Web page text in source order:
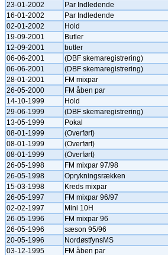
23-01-2002
Par Indledende
16-01-2002
Par Indledende
02-01-2002
Hold
19-09-2001
Butler
12-09-2001
butler
06-06-2001
(DBF skemaregistrering)
06-06-2001
(DBF skemaregistrering)
28-01-2001
FM mixpar
26-05-2000
FM åben par
14-10-1999
Hold
29-06-1999
(DBF skemaregistrering)
13-05-1999
Pokal
08-01-1999
(Overført)
08-01-1999
(Overført)
08-01-1999
(Overført)
26-05-1998
FM mixpar 97/98
26-05-1998
Oprykningsrækken
15-03-1998
Kreds mixpar
26-05-1997
FM mixpar 96/97
02-02-1997
Mini 10H
26-05-1996
FM mixpar 96
26-05-1996
sæson 95/96
20-05-1996
NordøstfynsMS
03-12-1995
FM åben par